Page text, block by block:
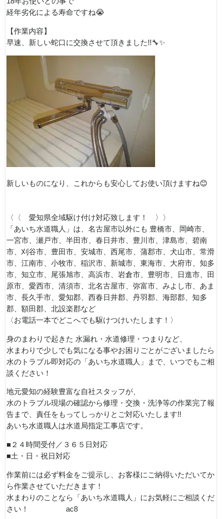
経年劣化による寿命ですね😭
【作業内容】
早速、新しい蛇口に交換させて頂きました!!🔧✨
新しいものになり、これからも安心してお使い頂けますね😊
〈〈 愛知県全域駆け付け対応致します！ 〉〉
「あいち水道職人」は、名古屋市以外にも 豊橋市、岡崎市、
一宮市、瀬戸市、半田市、春日井市、豊川市、津島市、碧南
市、刈谷市、豊田市、安城市、西尾市、蒲郡市、犬山市、常滑
市、江南市、小牧市、稲沢市、新城市、東海市、大府市、知多
市、知立市、尾張旭市、高浜市、岩倉市、豊明市、日進市、田
原市、愛西市、清須市、北名古屋市、弥富市、みよし市、あま
市、長久手市、愛知郡、西春日井郡、丹羽郡、海部郡、知多
郡、額田郡、北設楽郡など
〈お電話一本でどこへでも駆けつけいたします！〉
身のまわりで起きた 水漏れ・水道修理・つまりなど、
水まわりで少しでも気になる事やお困りごとがございましたら
水のトラブル即対応の「あいち水道職人」まで、いつでもご相
談ください！
地元愛知の経験豊富な自社スタッフが、
水のトラブル現場の確認から修理・交換・洗浄等の作業完了報
告まで、責任をもってしっかりとご対応いたします!!
あいち水道職人は水道局指定工事店です。
■２４時間受付／３６５日対応
■土・日・祝日対応
作業前には必ず料金をご提示し、お客様にご納得いただいてか
ら作業させていただきます！
水まわりのことなら「あいち水道職人」にお気軽にご相談くだ
さい！ ac8